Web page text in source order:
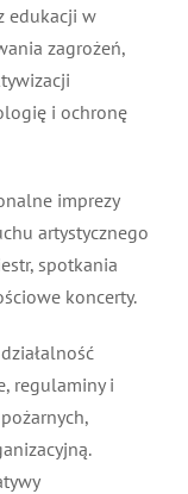
edukacji w
zagrożeń,
i ochronę
imprezy
artystycznego
spotkania
koncerty.
regulaminy i